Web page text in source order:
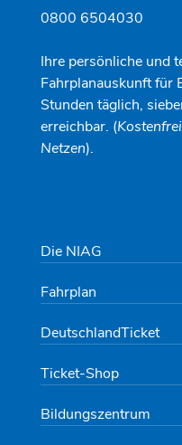
0800 6504030
Ihre persönliche und
Fahrplanauskunft für
Stunden täglich,
erreichbar. (
Netzen).
Die NIAG
Fahrplan
DeutschlandTicket
Ticket-Shop
Bildungszentrum